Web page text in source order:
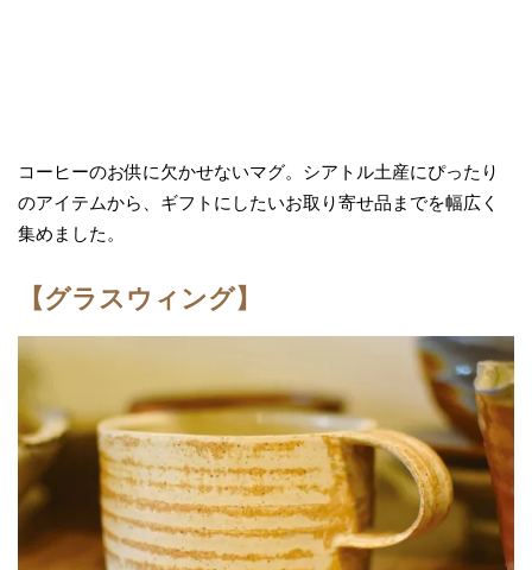
コーヒーのお供に欠かせないマグ。シアトル土産にぴったり
のアイテムから、ギフトにしたいお取り寄せ品までを幅広く
集めました。
【グラスウィング】